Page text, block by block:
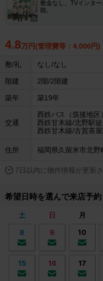
敷金なし。TVインタ
能。
4.8万円(管理費等：4,000円)
敷/礼 なし/なし
階建 2階/2階建
築年 築19年
交通
西鉄バス（筑後地
西鉄甘木線/北野駅
西鉄甘木線/古賀茶
住所 福岡県久留米市北野
7日以内に物件情報が更新
希望日時を選んで来店予約
土 日 月
8
9 10
15 16 17